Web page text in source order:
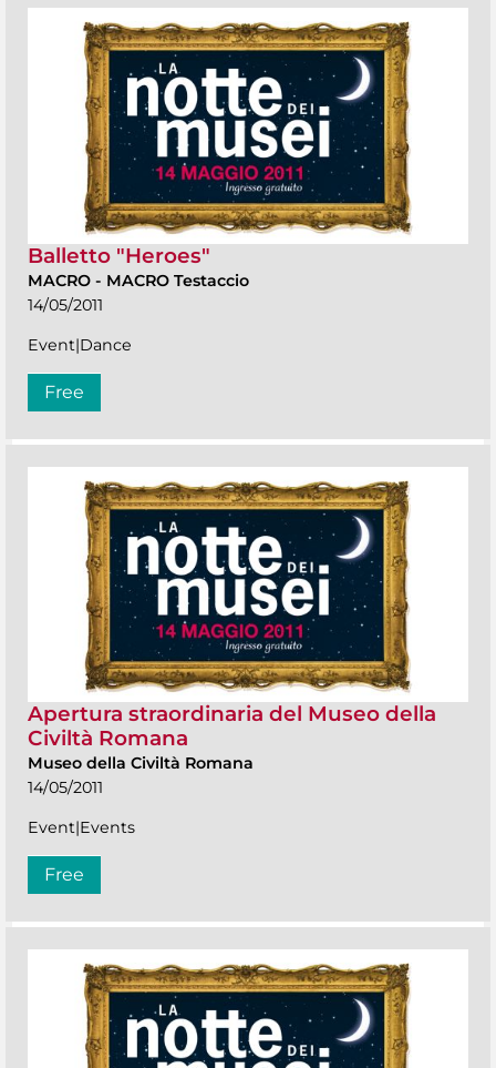
Balletto "Heroes"
MACRO - MACRO Testaccio
14/05/2011
Event|Dance
Free
Apertura straordinaria del Museo della
Civiltà Romana
Museo della Civiltà Romana
14/05/2011
Event|Events
Free